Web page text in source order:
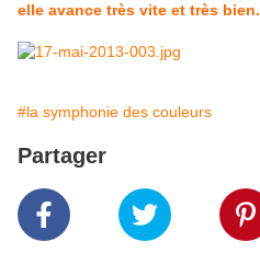
elle avance très vite et très bien.
#la symphonie des couleurs
Partager